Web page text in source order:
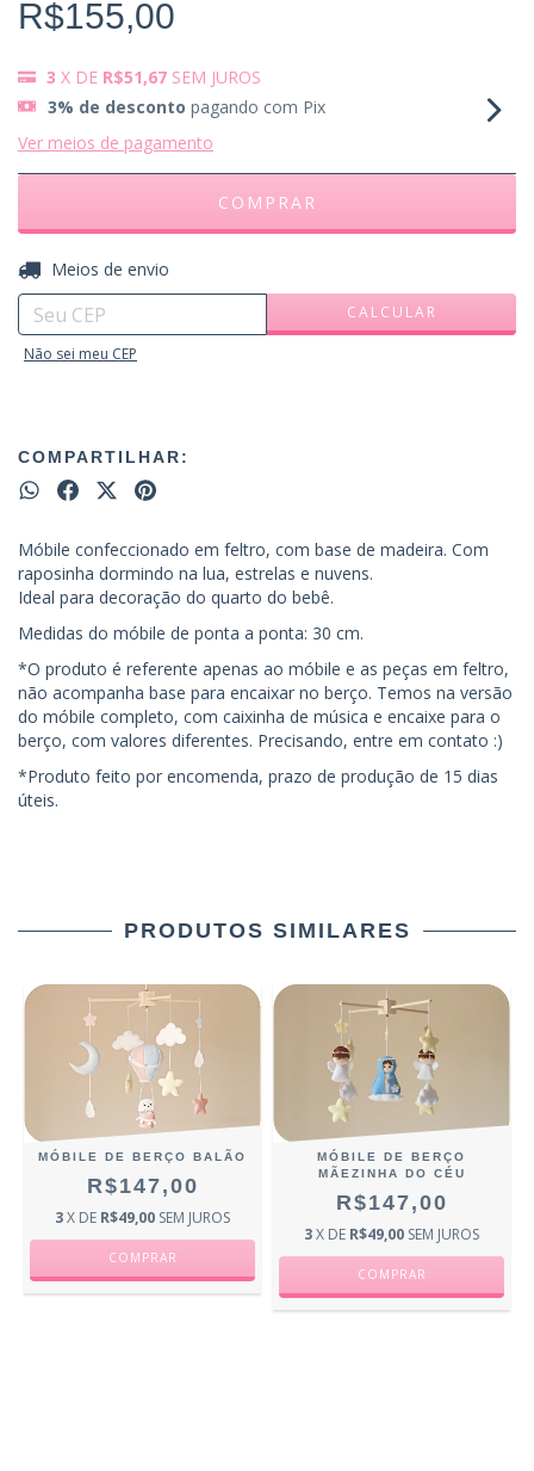
R$155,00
3 X DE R$51,67 SEM JUROS
3% de desconto pagando com Pix
Ver meios de pagamento
Entregas para o CEP:
Meios de envio
CALCULAR
Não sei meu CEP
COMPARTILHAR:
Móbile confeccionado em feltro, com base de madeira. Com
raposinha dormindo na lua, estrelas e nuvens.
Ideal para decoração do quarto do bebê.
Medidas do móbile de ponta a ponta: 30 cm.
*O produto é referente apenas ao móbile e as peças em feltro,
não acompanha base para encaixar no berço. Temos na versão
do móbile completo, com caixinha de música e encaixe para o
berço, com valores diferentes. Precisando, entre em contato :)
*Produto feito por encomenda, prazo de produção de 15 dias
úteis.
PRODUTOS SIMILARES
MÓBILE DE BERÇO BALÃO
R$147,00
3X DE R$49,00 SEM JUROS
MÓBILE DE BERÇO
MÃEZINHA DO CÉU
R$147,00
3X DE R$49,00 SEM JUROS